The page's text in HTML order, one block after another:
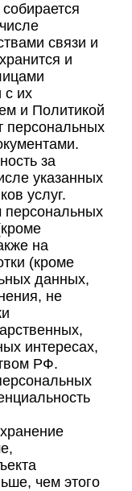
связи и
и
с их
и Политикой
персональных
за
указанных
услуг.
персональных
на
(кроме
данных,
не
интересах,
РФ.
чем этого